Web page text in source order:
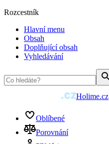
Rozcestník
Hlavní menu
Obsah
Doplňující obsah
Vyhledávání
Holime.cz
Oblíbené
Porovnání